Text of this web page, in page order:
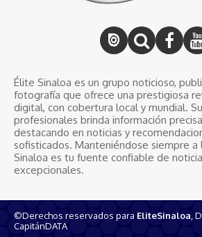
Élite Sinaloa es un grupo noticioso,
fotografía que ofrece una prestigiosa
digital, con cobertura local y mundial.
profesionales brinda información
destacando en noticias y
sofisticados. Manteniéndose siempre a
Sinaloa es tu fuente confiable de
excepcionales.
©Derechos reservados para EliteSinaloa ,
CapitánDATA